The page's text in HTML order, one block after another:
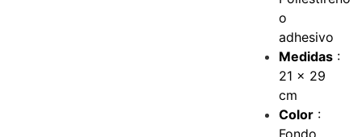
o
adhesivo
Medidas :
21 x 29
cm
Color :